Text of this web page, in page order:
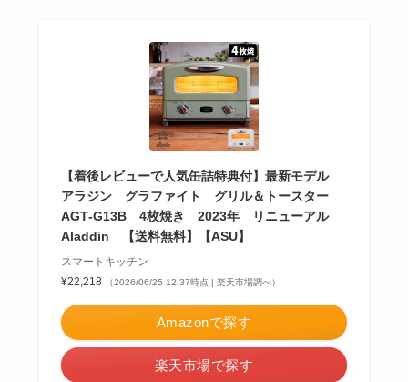
【着後レビューで人気缶詰特典付】最新モデル
アラジン グラファイト グリル＆トースター
AGT‐G13B 4枚焼き 2023年 リニューアル
Aladdin 【送料無料】【ASU】
スマートキッチン
¥22,218
（2026/06/25 12:37時点 | 楽天市場調べ）
Amazonで探す
楽天市場で探す